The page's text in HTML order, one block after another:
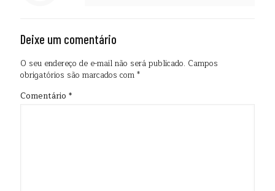
Deixe um comentário
O seu endereço de e-mail não será publicado. Campos
obrigatórios são marcados com*
Comentário *